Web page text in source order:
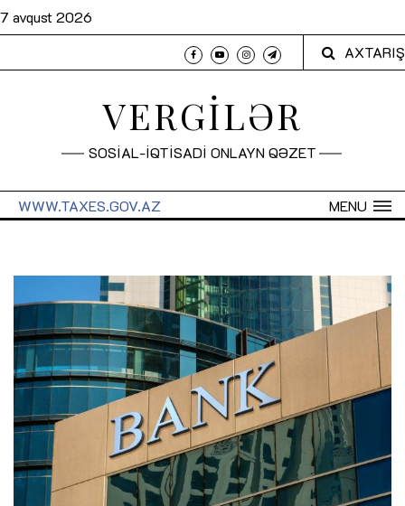
7 avqust 2026
AXTARIŞ
VERGİLƏR
SOSİAL-İQTİSADİ ONLAYN QƏZET
MENU
WWW.TAXES.GOV.AZ